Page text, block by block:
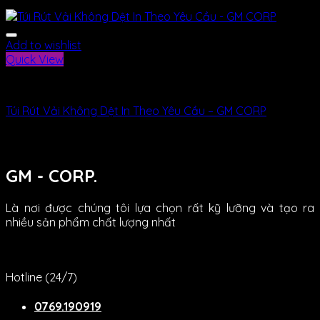
Add to wishlist
Quick View
Túi Rút Vải Không Dệt In Theo Yêu Cầu – GM CORP
GM - CORP.
Là nơi được chúng tôi lựa chọn rất kỹ lưỡng và tạo ra
nhiều sản phẩm chất lượng nhất
Hotline (24/7)
0769.190919